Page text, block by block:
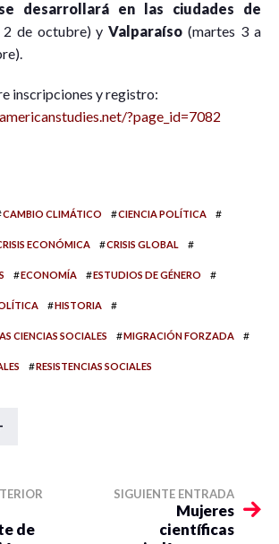
desarrollará en las ciudades de
2 de octubre) yValparaíso(martes 3 a
inscripciones y registro:
?page_id=7082
CAMBIO CLIMÁTICO #CIENCIA POLÍTICA #
ECONÓMICA #CRISIS GLOBAL #
#ECONOMÍA #ESTUDIOS DE GÉNERO #
#HISTORIA #
CIENCIAS SOCIALES #MIGRACIÓN FORZADA #
#RESISTENCIAS SOCIALES
de
SIGUIENTE ENTRADA
Mujeres
científicas